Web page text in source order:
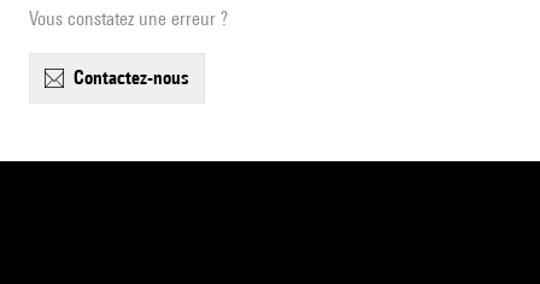
Vous constatez une erreur ?
contactez-nous